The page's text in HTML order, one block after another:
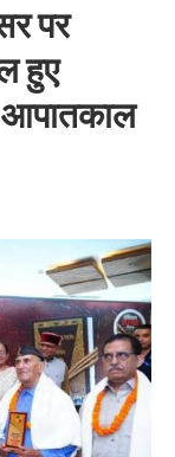
पर
हुए
आपातकाल